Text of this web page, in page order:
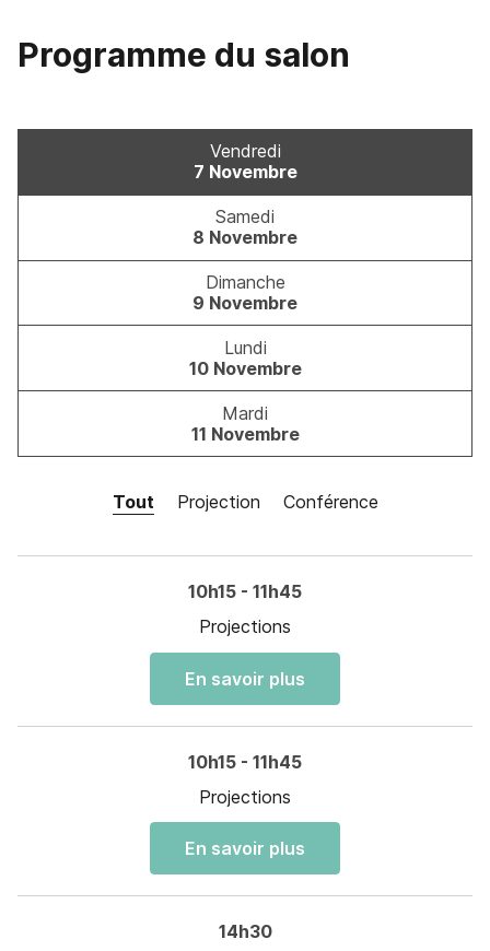
Programme du salon
Vendredi
7 Novembre
Samedi
8 Novembre
Dimanche
9 Novembre
Lundi
10 Novembre
Mardi
11 Novembre
Tout Projection Conférence
10h15 - 11h45
Projections
En savoir plus
10h15 - 11h45
Projections
En savoir plus
14h30